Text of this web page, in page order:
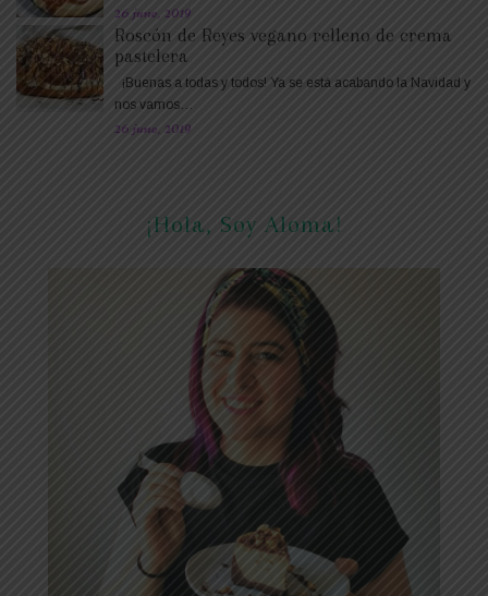
26 june, 2019
Roscón de Reyes vegano relleno de crema
pastelera
¡Buenas a todas y todos! Ya se está acabando la Navidad y
nos vamos…
26 june, 2019
¡Hola, Soy Aloma!